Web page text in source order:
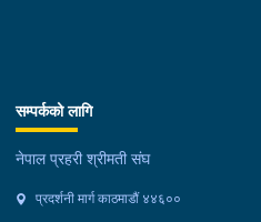
सम्पर्कको लागि
नेपाल प्रहरी श्रीमती संघ
प्रदर्शनी मार्ग काठमाडौं ४४६००